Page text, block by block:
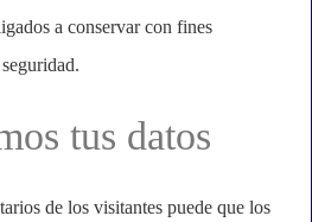
a conservar con fines
tus datos
de los visitantes puede que los